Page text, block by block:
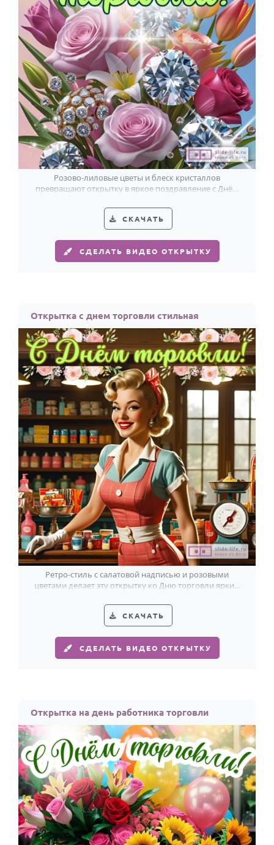
Розово-лиловые цветы и блеск кристаллов
превращают открытку в яркое поздравление с Днём
СКАЧАТЬ
СДЕЛАТЬ ВИДЕО ОТКРЫТКУ
Открытка с днем торговли стильная
Ретро-стиль с салатовой надписью и розовыми
цветами делает эту открытку ко Дню торговли ярким
СКАЧАТЬ
СДЕЛАТЬ ВИДЕО ОТКРЫТКУ
Открытка на день работника торговли